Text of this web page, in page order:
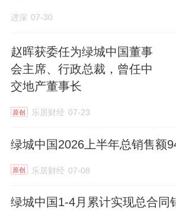
进深 07-30
赵晖获委任为绿城中国董事
会主席、行政总裁，曾任中
交地产董事长
原创 乐居财经 07-23
绿城中国2026上半年总销售额
原创 乐居财经 07-08
绿城中国1-4月累计实现总合同